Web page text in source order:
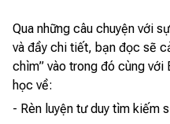
Qua những câu chuyện với
và đầy chi tiết, bạn đọc sẽ
chìm” vào trong đó cùng
học về:
- Rèn luyện tư duy tìm kiếm